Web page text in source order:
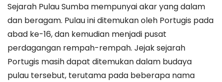
Sejarah Pulau Sumba mempunyai akar yang dalam
dan beragam. Pulau ini ditemukan oleh Portugis pada
abad ke-16, dan kemudian menjadi pusat
perdagangan rempah-rempah. Jejak sejarah
Portugis masih dapat ditemukan dalam budaya
pulau tersebut, terutama pada beberapa nama